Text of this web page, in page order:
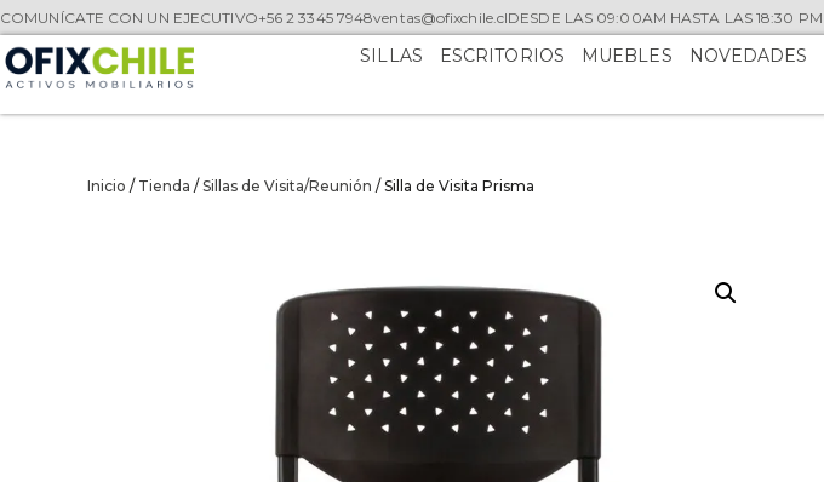
COMUNÍCATE CON UN EJECUTIVO+56 2 3345 7948ventas@ofixchile.clDESDE LAS 09:00AM HASTA LAS 18:30 PM
SILLAS ESCRITORIOS MUEBLES NOVEDADES
Inicio / Tienda / Sillas de Visita/Reunión / Silla de Visita Prisma